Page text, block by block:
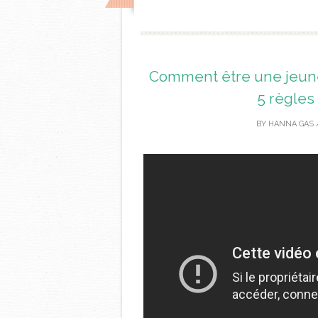
Comment être une
5 règles
BY HANNA GAS